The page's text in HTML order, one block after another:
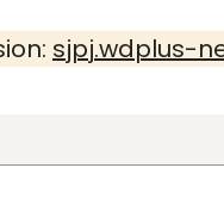
sjpj.wdplus-